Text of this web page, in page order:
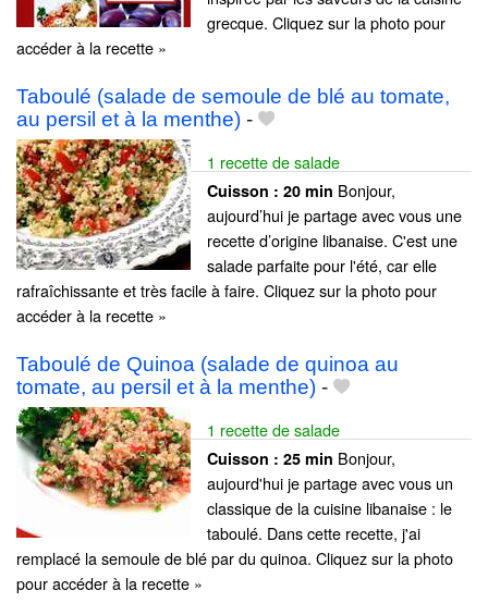
grecque. Cliquez sur la photo pour
accéder à la recette »
Taboulé (salade de semoule de blé au tomate,
au persil et à la menthe) -
1 recette de salade
Cuisson : 20 min Bonjour,
aujourd’hui je partage avec vous une
recette d’origine libanaise. C'est une
salade parfaite pour l'été, car elle
rafraîchissante et très facile à faire. Cliquez sur la photo pour
accéder à la recette »
Taboulé de Quinoa (salade de quinoa au
tomate, au persil et à la menthe) -
1 recette de salade
Cuisson : 25 min Bonjour,
aujourd'hui je partage avec vous un
classique de la cuisine libanaise : le
taboulé. Dans cette recette, j'ai
remplacé la semoule de blé par du quinoa. Cliquez sur la photo
pour accéder à la recette »